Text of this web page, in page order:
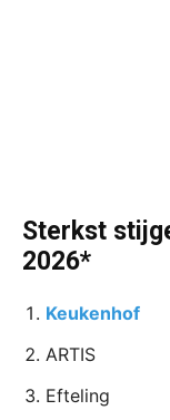
Sterkst
2026*
Keukenhof
ARTIS
Efteling